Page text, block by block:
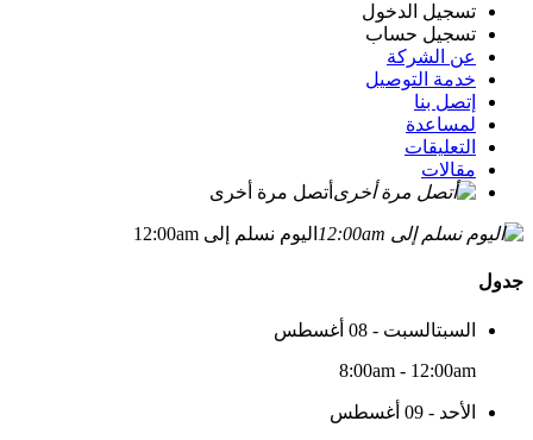
تسجيل الدخول
تسجيل حساب
عن الشركة
خدمة التوصيل
إتصل بنا
لمساعدة
التعليقات
مقالات
أتصل مرة أخرى
اليوم نسلم إلى 12:00am
جدول
السبتالسبت - 08 أغسطس
8:00am - 12:00am
الأحد - 09 أغسطس